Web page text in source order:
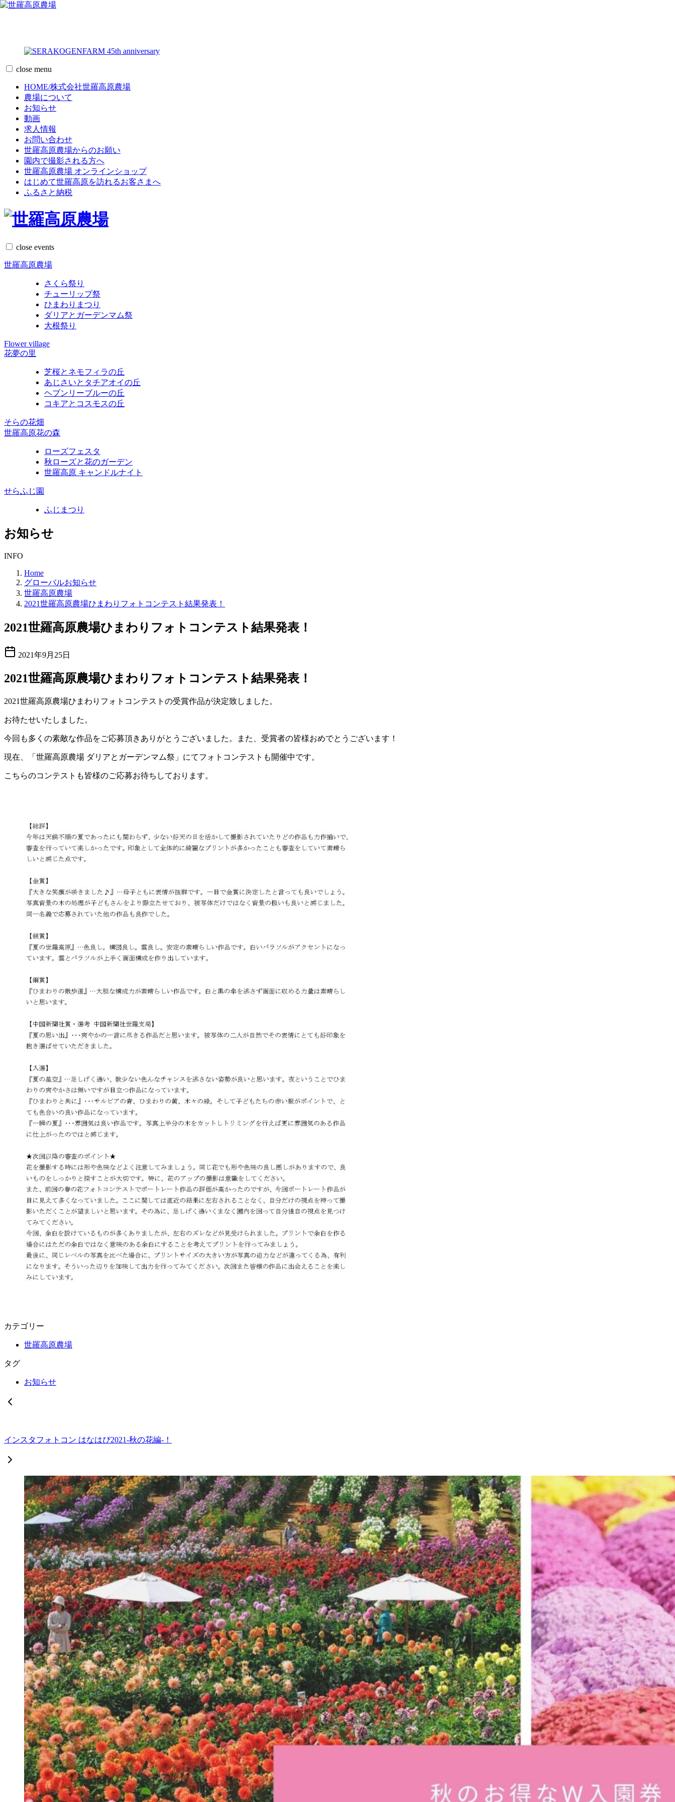
コ close menu
HOME/株式会社世羅高原農場
農場について
お知らせ
動画
求人情報
お問い合わせ
世羅高原農場からのお願い
園内で撮影される方へ
世羅高原農場 オンラインショップ
はじめて世羅高原を訪れるお客さまへ
ふるさと納税
close events
世羅高原農場
さくら祭り
チューリップ祭
ひまわりまつり
ダリアとガーデンマム祭
大根祭り
Flower village
花夢の里
芝桜とネモフィラの丘
あじさいとタチアオイの丘
ヘブンリーブルーの丘
コキアとコスモスの丘
そらの花畑
世羅高原花の森
ローズフェスタ
秋ローズと花のガーデン
世羅高原 キャンドルナイト
せらふじ園
ふじまつり
お知らせ
INFO
Home
グローバルお知らせ
世羅高原農場
2021世羅高原農場ひまわりフォトコンテスト結果発表！
2021世羅高原農場ひまわりフォトコンテスト結果発表！
2021年9月25日
2021世羅高原農場ひまわりフォトコンテスト結果発表！
2021世羅高原農場ひまわりフォトコンテストの受賞作品が決定致しました。
お待たせいたしました。
今回も多くの素敵な作品をご応募頂きありがとうございました。また、受賞者の皆様おめでとうございます！
現在、「世羅高原農場 ダリアとガーデンマム祭」にてフォトコンテストも開催中です。
こちらのコンテストも皆様のご応募お待ちしております。
カテゴリー
世羅高原農場
タグ
お知らせ
インスタフォトコン はなはぴ2021-秋の花編-！